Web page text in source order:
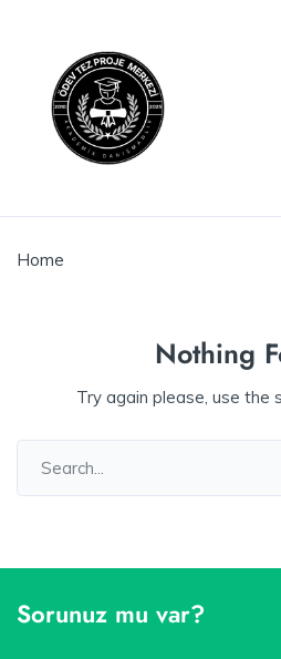
Home
Nothing
Try again please, use the
Sorunuz mu var?